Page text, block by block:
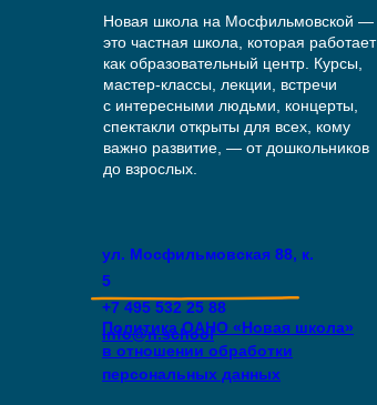
Новая школа на Мосфильмовской —
это частная школа, которая работает
как образовательный центр. Курсы,
мастер-классы, лекции, встречи
с интересными людьми, концерты,
спектакли открыты для всех, кому
важно развитие, — от дошкольников
до взрослых.
ул. Мосфильмовская 88, к.
5
+7 495 532 25 88
info@n.school
Политика ОАНО «Новая школа»
в отношении обработки
персональных данных